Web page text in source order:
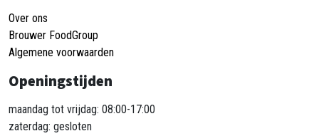
Over ons
Brouwer FoodGroup
Algemene voorwaarden
Openingstijden
maandag tot vrijdag: 08:00-17:00
zaterdag: gesloten